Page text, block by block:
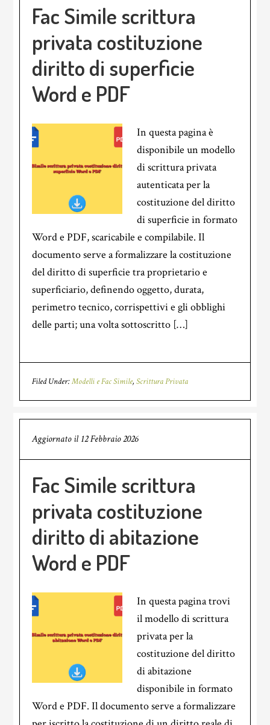
Fac Simile scrittura
privata costituzione
diritto di superficie
Word e PDF
In questa pagina è
disponibile un modello
di scrittura privata
autenticata per la
costituzione del diritto
di superficie in formato
Word e PDF, scaricabile e compilabile. Il
documento serve a formalizzare la costituzione
del diritto di superficie tra proprietario e
superficiario, definendo oggetto, durata,
perimetro tecnico, corrispettivi e gli obblighi
delle parti; una volta sottoscritto […]
Filed Under:Modelli e Fac Simile,Scrittura Privata
Aggiornato il 12 Febbraio 2026
Fac Simile scrittura
privata costituzione
diritto di abitazione
Word e PDF
In questa pagina trovi
il modello di scrittura
privata per la
costituzione del diritto
di abitazione
disponibile in formato
Word e PDF. Il documento serve a formalizzare